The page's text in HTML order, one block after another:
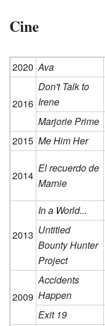
Cine
2020 Ava
2016
Don't Talk to
Irene
Marjorie Prime
2015 Me Him Her
2014
El recuerdo de
Marnie
2013
In a World...
Untitled
Bounty Hunter
Project
2009
Accidents
Happen
Exit 19